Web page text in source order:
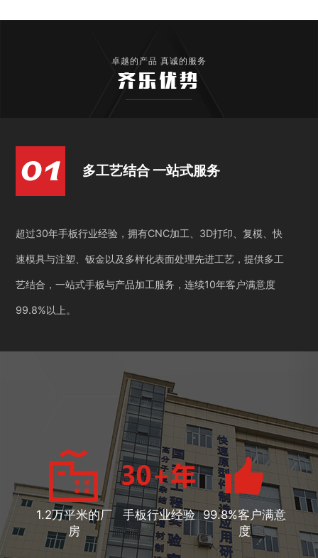
卓越的产品 真诚的服务
齐乐优势
多工艺结合 一站式服务
超过30年手板行业经验，拥有CNC加工、3D打印、复模、快
速模具与注塑、钣金以及多样化表面处理先进工艺，提供多工
艺结合，一站式手板与产品加工服务，连续10年客户满意度
99.8%以上。
1.2万平米的厂
房
手板行业经验 99.8%客户满意
度